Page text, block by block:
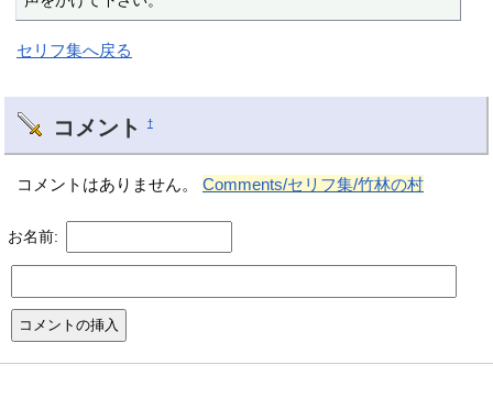
セリフ集へ戻る
コメント †
コメントはありません。Comments/セリフ集/竹林の村
お名前: